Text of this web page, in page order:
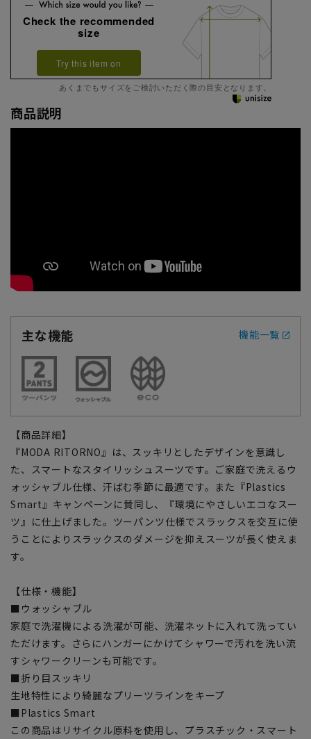
Check the recommended
size
Try this item on
あくまでもサイズをご検討いただく際の目安となります。
商品説明
主な機能 機能一覧
【商品詳細】
『MODA RITORNO』は、スッキリとしたデザインを意識し
た、スマートなスタイリッシュスーツです。ご家庭で洗えるウ
ォッシャブル仕様、汗ばむ季節に最適です。また『Plastics
Smart』キャンペーンに賛同し、『環境にやさしいエコなスー
ツ』に仕上げました。ツーパンツ仕様でスラックスを交互に使
うことによりスラックスのダメージを抑えスーツが長く使えま
す。
【仕様・機能】
■ウォッシャブル
家庭で洗濯機による洗濯が可能、洗濯ネットに入れて洗ってい
ただけます。さらにハンガーにかけてシャワーで汚れを洗い流
すシャワークリーンも可能です。
■折り目スッキリ
生地特性により綺麗なプリーツラインをキープ
■Plastics Smart
この商品はリサイクル原料を使用し、プラスチック・スマート